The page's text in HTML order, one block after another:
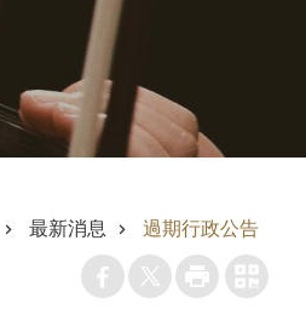
最新消息 過期行政公告